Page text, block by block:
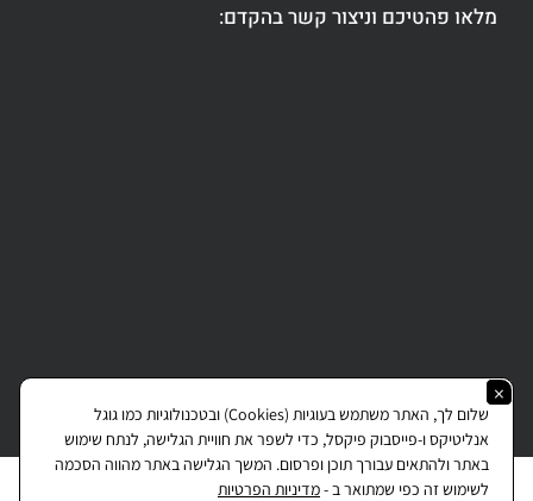
מלאו פהטיכם וניצור קשר בהקדם:
English
(אנגלית )
×
שלום לך, האתר משתמש בעוגיות (Cookies) ובטכנולוגיות כמו גוגל
אנליטיקס ו-פייסבוק פיקסל, כדי לשפר את חוויית הגלישה, לנתח שימוש
באתר ולהתאים עבורך תוכן ופרסום. המשך הגלישה באתר מהווה הסכמה
לשימוש זה כפי שמתואר ב -מדיניות הפרטיות